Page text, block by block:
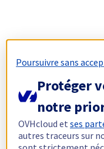
Poursuivre sans
Protéger
notre
OVHcloud etses
autres traceurs sur